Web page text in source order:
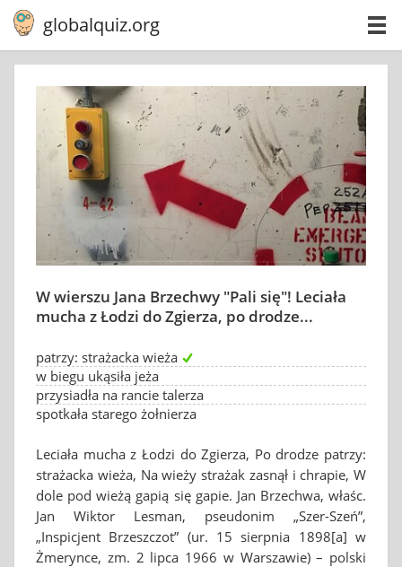
globalquiz.org
W wierszu Jana Brzechwy "Pali się"! Leciała
mucha z Łodzi do Zgierza, po drodze...
patrzy: strażacka wieża
w biegu ukąsiła jeża
przysiadła na rancie talerza
spotkała starego żołnierza
Leciała mucha z Łodzi do Zgierza, Po drodze patrzy:
strażacka wieża, Na wieży strażak zasnął i chrapie, W
dole pod wieżą gapią się gapie. Jan Brzechwa, właśc.
Jan Wiktor Lesman, pseudonim „Szer-Szeń”,
„Inspicjent Brzeszczot” (ur. 15 sierpnia 1898[a] w
Żmerynce, zm. 2 lipca 1966 w Warszawie) – polski